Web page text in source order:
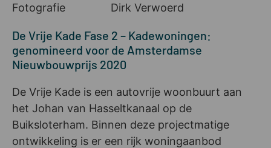
Fotografie
Dirk Verwoerd
De Vrije Kade Fase 2 – Kadewoningen:
genomineerd voor de Amsterdamse
Nieuwbouwprijs 2020
De Vrije Kade is een autovrije woonbuurt aan
het Johan van Hasseltkanaal op de
Buiksloterham. Binnen deze projectmatige
ontwikkeling is er een rijk woningaanbod